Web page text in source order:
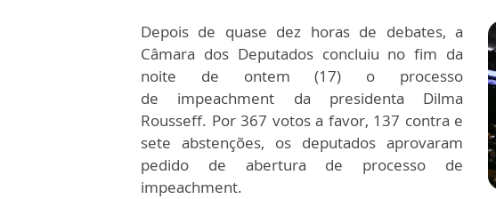
Depois de quase dez horas de debates, a
Câmara dos Deputados concluiu no fim da
noite de ontem (17) o processo
de impeachment da presidenta Dilma
Rousseff. Por 367 votos a favor, 137 contra e
sete abstenções, os deputados aprovaram
pedido de abertura de processo de
impeachment.